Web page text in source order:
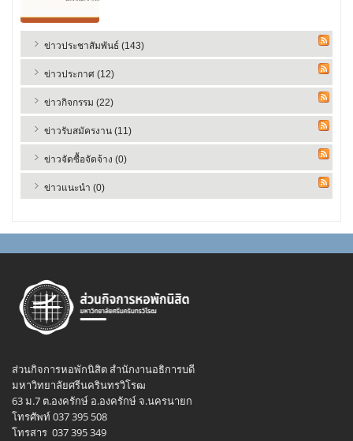
ข่าวประชาสัมพันธ์ (143)
ข่าวประกาศ (12)
ข่าวกิจกรรม (22)
ข่าวรับสมัครงาน (11)
ข่าวจัดซื้อจัดจ้าง (0)
ข่าวแนะนำ (0)
ส่วนกิจการหอพักนิสิต สำนักงานอธิการบดี
มหาวิทยาลัยศรีนครินทรวิโรฒ
63 ม.7 ต.องครักษ์ อ.องครักษ์ จ.นครนายก
โทรศัพท์ 037 395 508
โทรสาร 037 395 349